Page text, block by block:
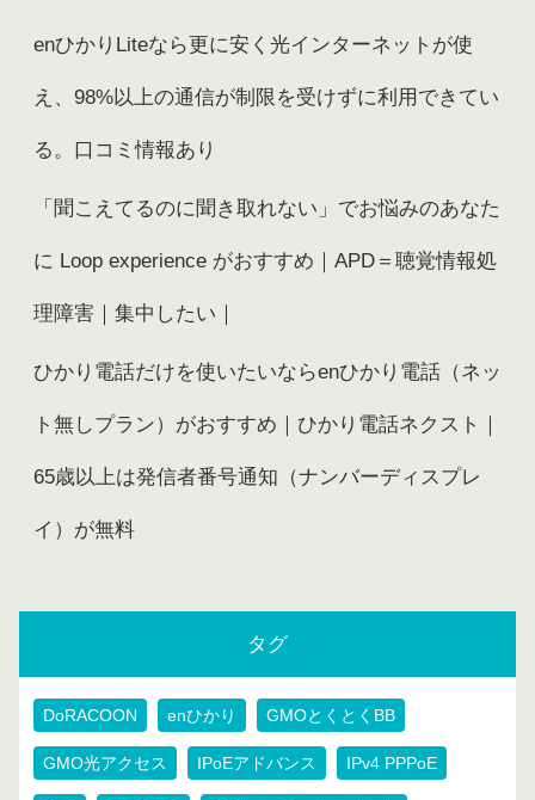
enひかりLiteなら更に安く光インターネットが使
え、98%以上の通信が制限を受けずに利用できてい
る。口コミ情報あり
「聞こえてるのに聞き取れない」でお悩みのあなた
に Loop experience がおすすめ｜APD＝聴覚情報処
理障害｜集中したい｜
ひかり電話だけを使いたいならenひかり電話（ネッ
ト無しプラン）がおすすめ｜ひかり電話ネクスト｜
65歳以上は発信者番号通知（ナンバーディスプレ
イ）が無料
タグ
DoRACOON enひかり GMOとくとくBB
GMO光アクセス IPoEアドバンス IPv4 PPPoE